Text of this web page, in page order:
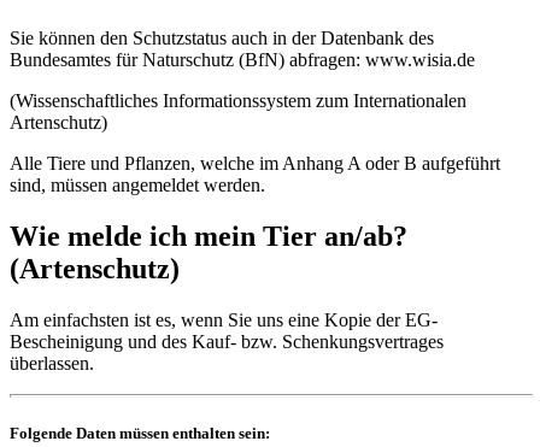
Sie können den Schutzstatus auch in der Datenbank des
Bundesamtes für Naturschutz (BfN) abfragen: www.wisia.de
(Wissenschaftliches Informationssystem zum Internationalen
Artenschutz)
Alle Tiere und Pflanzen, welche im Anhang A oder B aufgeführt
sind, müssen angemeldet werden.
Wie melde ich mein Tier an/ab?
(Artenschutz)
Am einfachsten ist es, wenn Sie uns eine Kopie der EG-
Bescheinigung und des Kauf- bzw. Schenkungsvertrages
überlassen.
Folgende Daten müssen enthalten sein: